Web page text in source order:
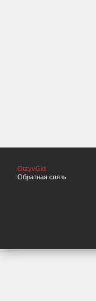
OtzyvGid
Обратная связь